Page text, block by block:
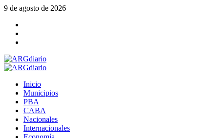
Saltar
contenido
9 de agosto de 2026
Menú
Inicio
Municipios
PBA
CABA
Nacionales
Internacionales